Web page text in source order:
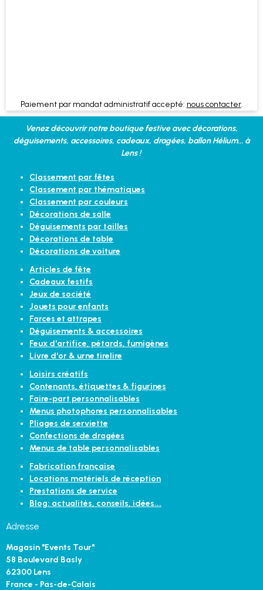
Paiement par mandat administratif accepté: nous contacter.
Venez découvrir notre boutique festive avec décorations,
déguisements, accessoires, cadeaux, dragées, ballon Hélium... à
Lens !
Classement par fêtes
Classement par thématiques
Classement par couleurs
Décorations de salle
Déguisements par tailles
Décorations de table
Décorations de voiture
Articles de fête
Cadeaux festifs
Jeux de société
Jouets pour enfants
Farces et attrapes
Déguisements & accessoires
Feux d'artifice, pétards, fumigènes
Livre d'or & urne tirelire
Loisirs créatifs
Contenants, étiquettes & figurines
Faire-part personnalisables
Menus photophores personnalisables
Pliages de serviette
Confections de dragées
Menus de table personnalisables
Fabrication française
Locations matériels de réception
Prestations de service
Blog: actualités, conseils, idées...
Adresse
Magasin "Events Tour"
58 Boulevard Basly
62300 Lens
France - Pas-de-Calais